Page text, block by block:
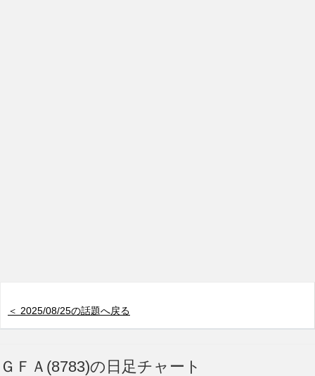
＜ 2025/08/25の話題へ戻る
ＧＦＡ(8783)の日足チャート